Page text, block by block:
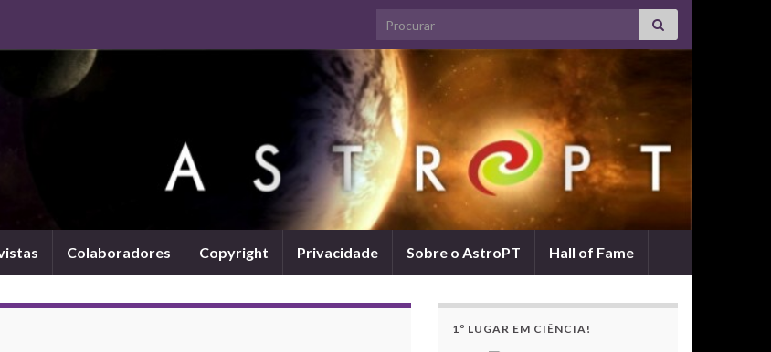
Search for:
Colaboradores Copyright Privacidade Sobre o AstroPT Hall of Fame
1º LUGAR EM CIÊNCIA!